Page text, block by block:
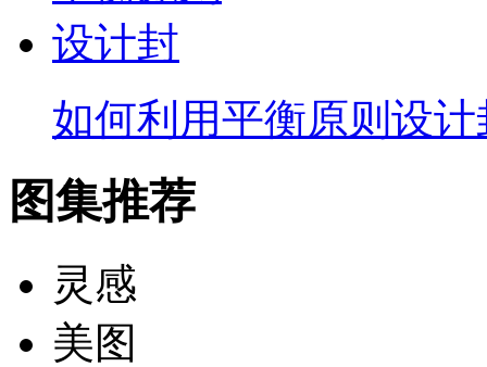
如何利用平衡原则设计
图集推荐
灵感
美图